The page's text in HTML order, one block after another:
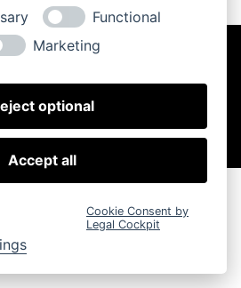
Schwarz. Alle Rechte
Functional
Marketing
optional
Accept all
Cookie Consent by
Legal Cockpit